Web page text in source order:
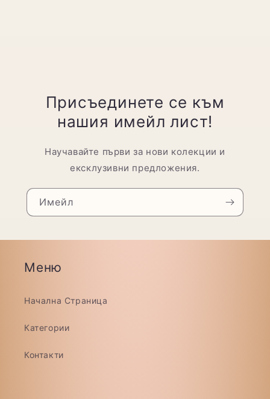
Присъединете се към
нашия имейл лист!
Научавайте първи за нови колекции и
ексклузивни предложения.
Имейл
Меню
Начална Страница
Категории
Контакти